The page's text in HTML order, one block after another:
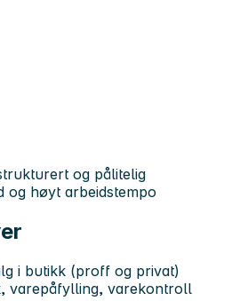
og pålitelig
og høyt arbeidstempo
i butikk (proff og privat)
varepåfylling, varekontroll